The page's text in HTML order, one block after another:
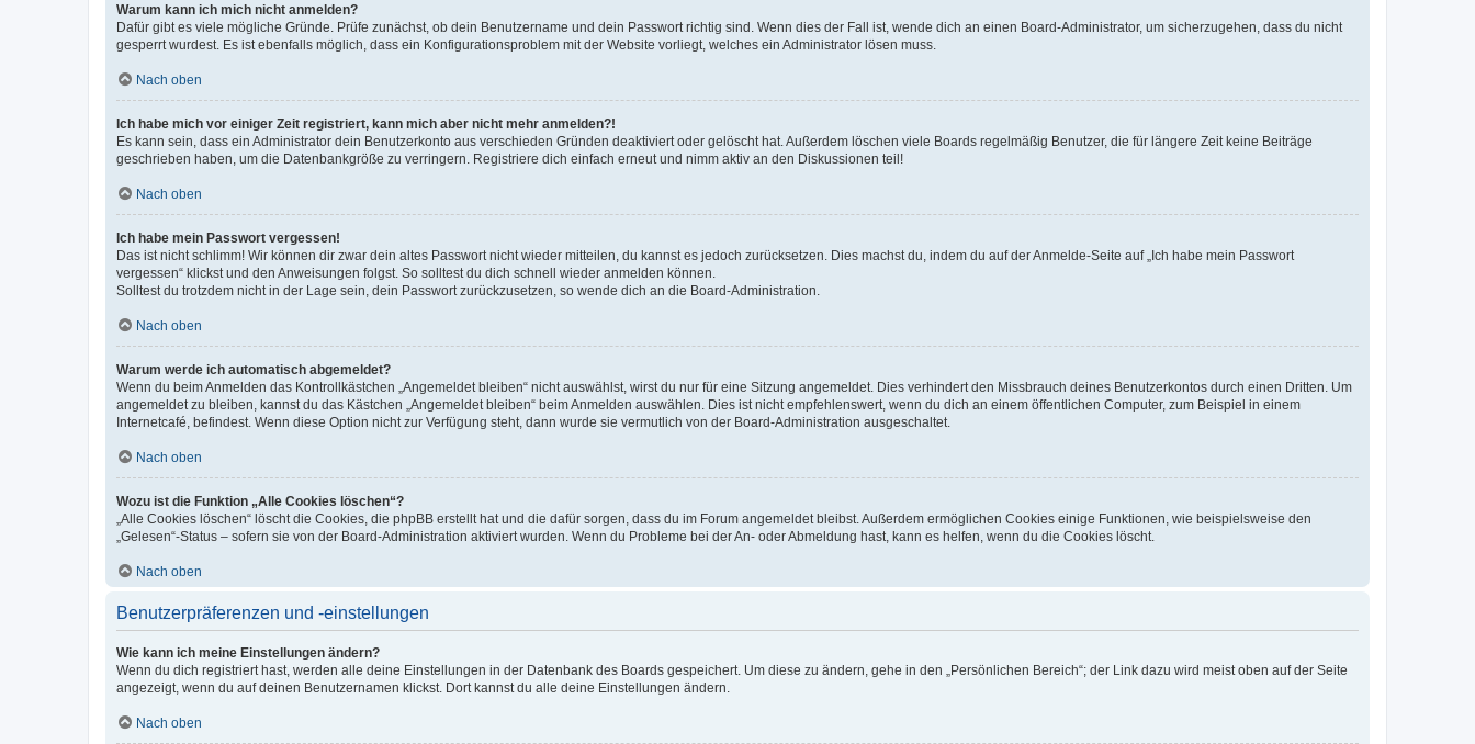
Warum kann ich mich nicht anmelden?
Dafür gibt es viele mögliche Gründe. Prüfe zunächst, ob dein Benutzername und dein Passwort richtig sind. Wenn dies der Fall ist, wende dich an einen Board-Administrator, um sicherzugehen, dass du nicht
gesperrt wurdest. Es ist ebenfalls möglich, dass ein Konfigurationsproblem mit der Website vorliegt, welches ein Administrator lösen muss.
Nach oben
Ich habe mich vor einiger Zeit registriert, kann mich aber nicht mehr anmelden?!
Es kann sein, dass ein Administrator dein Benutzerkonto aus verschieden Gründen deaktiviert oder gelöscht hat. Außerdem löschen viele Boards regelmäßig Benutzer, die für längere Zeit keine Beiträge
geschrieben haben, um die Datenbankgröße zu verringern. Registriere dich einfach erneut und nimm aktiv an den Diskussionen teil!
Nach oben
Ich habe mein Passwort vergessen!
Das ist nicht schlimm! Wir können dir zwar dein altes Passwort nicht wieder mitteilen, du kannst es jedoch zurücksetzen. Dies machst du, indem du auf der Anmelde-Seite auf „Ich habe mein Passwort
vergessen“ klickst und den Anweisungen folgst. So solltest du dich schnell wieder anmelden können.
Solltest du trotzdem nicht in der Lage sein, dein Passwort zurückzusetzen, so wende dich an die Board-Administration.
Nach oben
Warum werde ich automatisch abgemeldet?
Wenn du beim Anmelden das Kontrollkästchen „Angemeldet bleiben“ nicht auswählst, wirst du nur für eine Sitzung angemeldet. Dies verhindert den Missbrauch deines Benutzerkontos durch einen Dritten. Um
angemeldet zu bleiben, kannst du das Kästchen „Angemeldet bleiben“ beim Anmelden auswählen. Dies ist nicht empfehlenswert, wenn du dich an einem öffentlichen Computer, zum Beispiel in einem
Internetcafé, befindest. Wenn diese Option nicht zur Verfügung steht, dann wurde sie vermutlich von der Board-Administration ausgeschaltet.
Nach oben
Wozu ist die Funktion „Alle Cookies löschen“?
„Alle Cookies löschen“ löscht die Cookies, die phpBB erstellt hat und die dafür sorgen, dass du im Forum angemeldet bleibst. Außerdem ermöglichen Cookies einige Funktionen, wie beispielsweise den
„Gelesen“-Status – sofern sie von der Board-Administration aktiviert wurden. Wenn du Probleme bei der An- oder Abmeldung hast, kann es helfen, wenn du die Cookies löscht.
Nach oben
Benutzerpräferenzen und -einstellungen
Wie kann ich meine Einstellungen ändern?
Wenn du dich registriert hast, werden alle deine Einstellungen in der Datenbank des Boards gespeichert. Um diese zu ändern, gehe in den „Persönlichen Bereich“; der Link dazu wird meist oben auf der Seite
angezeigt, wenn du auf deinen Benutzernamen klickst. Dort kannst du alle deine Einstellungen ändern.
Nach oben